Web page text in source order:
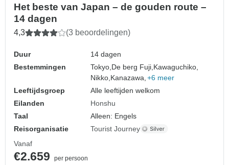
Het beste van Japan – de gouden route –
14 dagen
4,3 (3 beoordelingen)
Duur
14 dagen
Bestemmingen
Tokyo, De berg Fuji, Kawaguchiko,
Nikko, Kanazawa, +6 meer
Leeftijdsgroep
Alle leeftijden welkom
Eilanden
Honshu
Taal
Alleen: Engels
Reisorganisatie
Tourist Journey
Vanaf
€2.659
per persoon